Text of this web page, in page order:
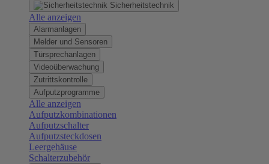
Sicherheitstechnik
Alle anzeigen
Alarmanlagen
Melder und Sensoren
Türsprechanlagen
Videoüberwachung
Zutrittskontrolle
Aufputzprogramme
Alle anzeigen
Aufputzkombinationen
Aufputzschalter
Aufputzsteckdosen
Leergehäuse
Schalterzubehör